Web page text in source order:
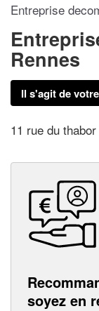
Entreprise
Rennes
Il s'agit de
11 rue du
soyez en